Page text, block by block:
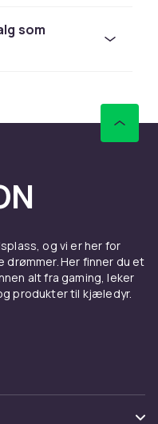
det ulike
å velge
Både når
for ulike aldre
er viktig å huske
deler som er for
derfor bedre
kan leke med
og de ønsker
Det finnes alt
til
kjøpe en matte
som
og vi er her for
Her finner du et
alt fra gaming, leker
produkter til kjæledyr.